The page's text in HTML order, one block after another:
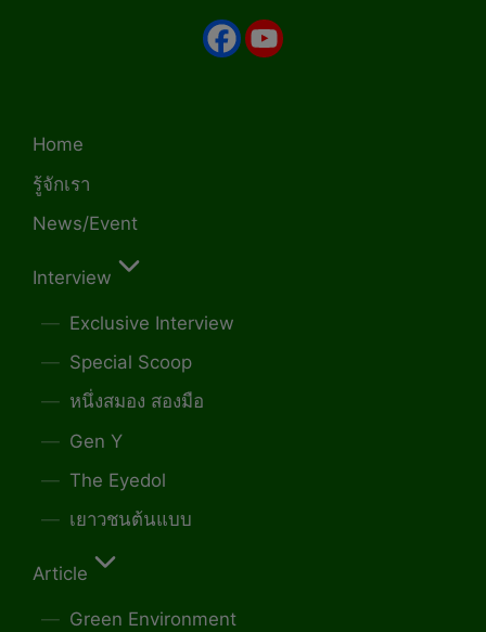
Home
รู้จักเรา
News/Event
Interview
Exclusive Interview
Special Scoop
หนึ่งสมอง สองมือ
Gen Y
The Eyedol
เยาวชนต้นแบบ
Article
Green Environment